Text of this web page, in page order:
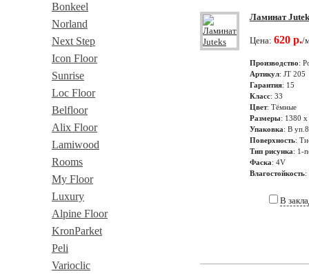
Bonkeel
Norland
Next Step
Icon Floor
Sunrise
Loc Floor
Belfloor
Alix Floor
Lamiwood
Rooms
My Floor
Luxury
Alpine Floor
KronParket
Peli
Varioclic
Ламинат
Цена: 620 р./
Производство:
Артикул: JT 205
Гарантия: 15
Класс: 33
Цвет: Тёмные
Размеры: 1380
Упаковка: В
Поверхность:
Тип рисунка: 1-
Фаска: 4V
Влагостойкость:
В